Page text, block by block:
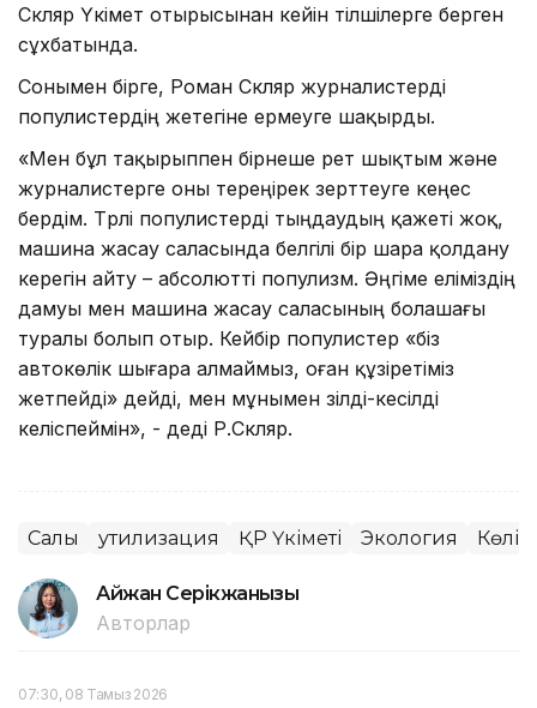
Скляр Үкімет отырысынан кейін тілшілерге берген
сұхбатында.
Сонымен бірге, Роман Скляр журналистерді
популистердің жетегіне ермеуге шақырды.
«Мен бұл тақырыппен бірнеше рет шықтым және
журналистерге оны тереңірек зерттеуге кеңес
бердім. Түрлі популистерді тыңдаудың қажеті жоқ,
машина жасау саласында белгілі бір шара қолдану
керегін айту – абсолютті популизм. Әңгіме еліміздің
дамуы мен машина жасау саласының болашағы
туралы болып отыр. Кейбір популистер «біз
автокөлік шығара алмаймыз, оған құзіретіміз
жетпейді» дейді, мен мұнымен үзілді-кесілді
келіспеймін», - деді Р.Скляр.
Салық утилизация ҚР Үкіметі Экология Көлік
Айжан Серікжанқызы
Авторлар
07:30, 08 Тамыз 2026